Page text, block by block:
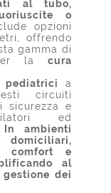
al tubo,
o
opzioni
offrendo
gamma di
la cura
a
circuiti
sicurezza e
ed
In ambienti
comfort e
al
dei